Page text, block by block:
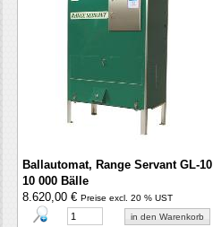
Ballautomat, Range Servant GL-10
10 000 Bälle
8.620,00 € Preise excl. 20 % UST
in den Warenkorb